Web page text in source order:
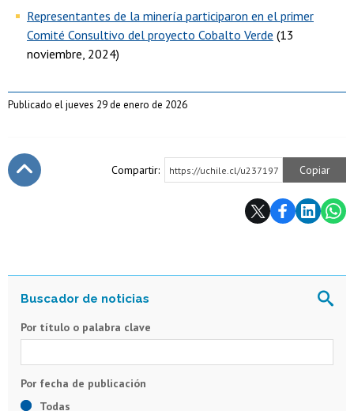
Representantes de la minería participaron en el primer
Comité Consultivo del proyecto Cobalto Verde (13
noviembre, 2024)
Publicado el jueves 29 de enero de 2026
Compartir: https://uchile.cl/u237197 Copiar
Por título o palabra clave
Todas